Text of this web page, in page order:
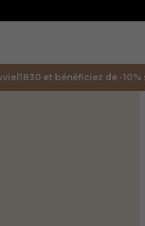
et bénéficiez de -